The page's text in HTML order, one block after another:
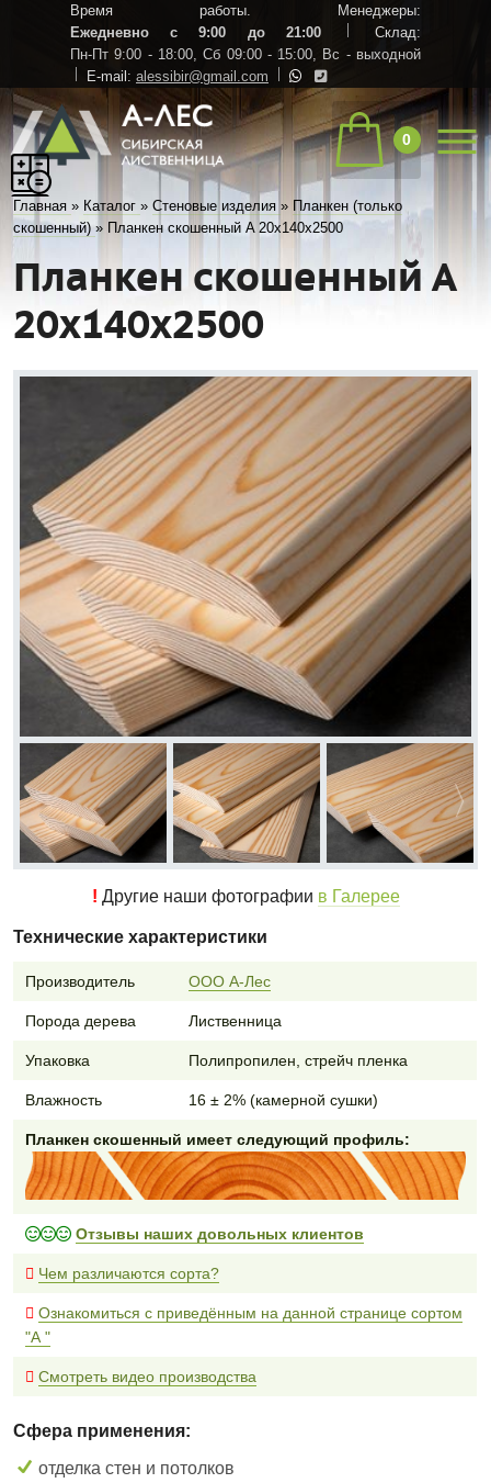
Время работы. Менеджеры:
Ежедневно с 9:00 до 21:00
Склад:
Пн-Пт 9:00 - 18:00, Сб 09:00 - 15:00, Вс - выходной
E-mail: alessibir@gmail.com
0
Главная » Каталог »Стеновые изделия » Планкен (только
скошенный) » Планкен скошенный A 20х140х2500
Планкен скошенный A
20х140х2500
! Другие наши фотографии в Галерее
Технические характеристики
Производитель ООО А-Лес
Порода дерева Лиственница
Упаковка Полипропилен, стрейч пленка
Влажность 16 ± 2% (камерной сушки)
Планкен скошенный имеет следующий профиль:
Отзывы наших довольных клиентов
Чем различаются сорта?
Ознакомиться с приведённым на данной странице сортом
"А "
Смотреть видео производства
Сфера применения:
отделка стен и потолков